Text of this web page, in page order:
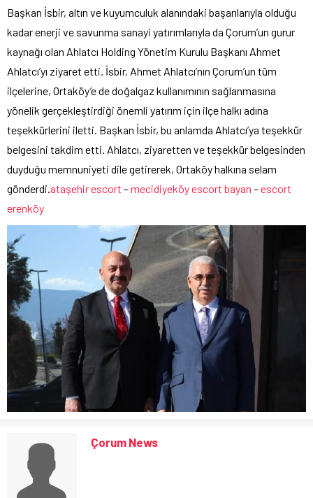
Başkan İsbir, altın ve kuyumculuk alanındaki başarılarıyla olduğu
kadar enerji ve savunma sanayi yatırımlarıyla da Çorum’un gurur
kaynağı olan Ahlatcı Holding Yönetim Kurulu Başkanı Ahmet
Ahlatcı’yı ziyaret etti. İsbir, Ahmet Ahlatcı’nın Çorum’un tüm
ilçelerine, Ortaköy’e de doğalgaz kullanımının sağlanmasına
yönelik gerçekleştirdiği önemli yatırım için ilçe halkı adına
teşekkürlerini iletti. Başkan İsbir, bu anlamda Ahlatcı’ya teşekkür
belgesini takdim etti. Ahlatcı, ziyaretten ve teşekkür belgesinden
duyduğu memnuniyeti dile getirerek, Ortaköy halkına selam
gönderdi.ataşehir escort –mecidiyeköy escort bayan –escort
erenköy
Çorum News